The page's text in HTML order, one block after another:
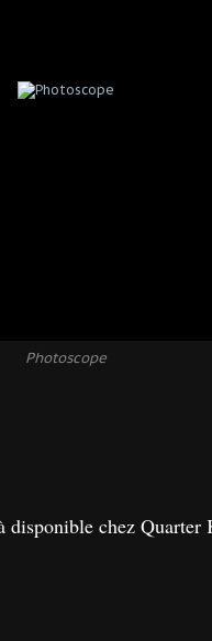
Photoscope
disponible chez Quarter